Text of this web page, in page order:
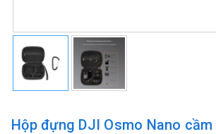
Hộp đựng DJI Osmo Nano